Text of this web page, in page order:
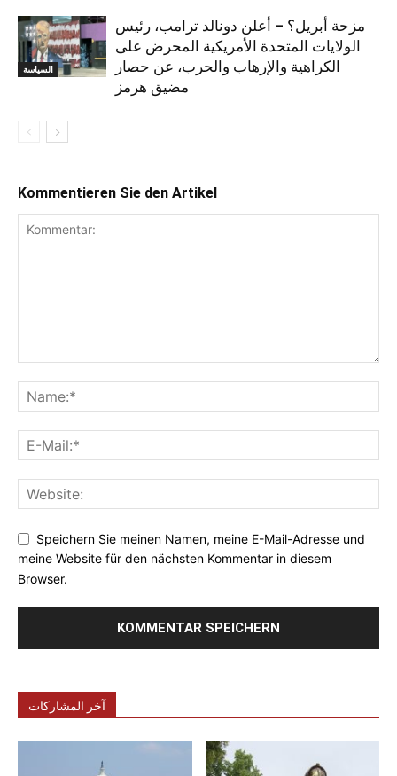
السياسة
مزحة أبريل؟ – أعلن دونالد ترامب، رئيس
الولايات المتحدة الأمريكية المحرض على
الكراهية والإرهاب والحرب، عن حصار
مضيق هرمز
Kommentieren Sie den Artikel
Speichern Sie meinen Namen, meine E-Mail-Adresse und
meine Website für den nächsten Kommentar in diesem
Browser.
آخر المشاركات